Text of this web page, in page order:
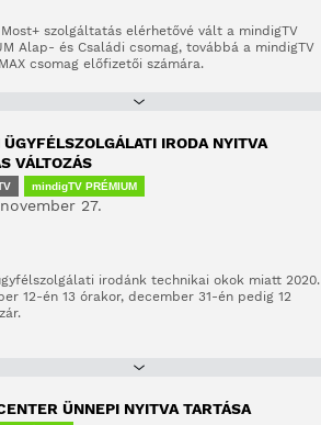
Most+ szolgáltatás elérhetővé vált a mindigTV
Alap- és Családi csomag, továbbá a mindigTV
csomag előfizetői számára.
ÜGYFÉLSZOLGÁLATI IRODA NYITVA
VÁLTOZÁS
mindigTV PRÉMIUM
27.
irodánk technikai okok miatt 2020.
12-én 13 órakor, december 31-én pedig 12
ÜNNEPI NYITVA TARTÁSA